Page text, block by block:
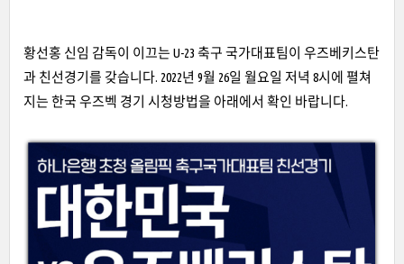
황선홍 신임 감독이 이끄는 U-23 축구 국가대표팀이 우즈베키스탄
과 친선경기를 갖습니다. 2022년 9월 26일 월요일 저녁 8시에 펼쳐
지는 한국 우즈벡 경기 시청방법을 아래에서 확인 바랍니다.